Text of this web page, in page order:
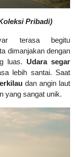
Pribadi)
terasa begitu
dimanjakan dengan
luas. Udara segar
lebih santai. Saat
dan angin laut
yang sangat unik.